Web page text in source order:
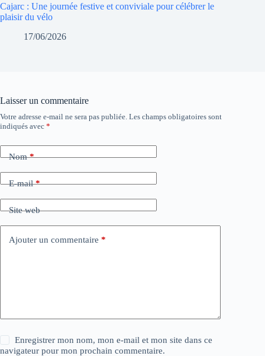
Cajarc : Une journée festive et conviviale pour célébrer le
plaisir du vélo
17/06/2026
Laisser un commentaire
Votre adresse e-mail ne sera pas publiée. Les champs obligatoires sont
indiqués avec *
Nom*
E-mail*
Site web
Ajouter un commentaire *
Enregistrer mon nom, mon e-mail et mon site dans ce
navigateur pour mon prochain commentaire.